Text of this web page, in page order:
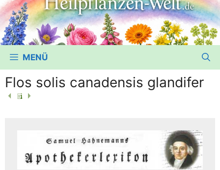
MENÜ
Flos solis canadensis glandifer